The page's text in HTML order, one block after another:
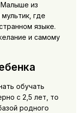
Малыше из
где
языке.
и самому
обучать
с 2,5 лет, то
родного